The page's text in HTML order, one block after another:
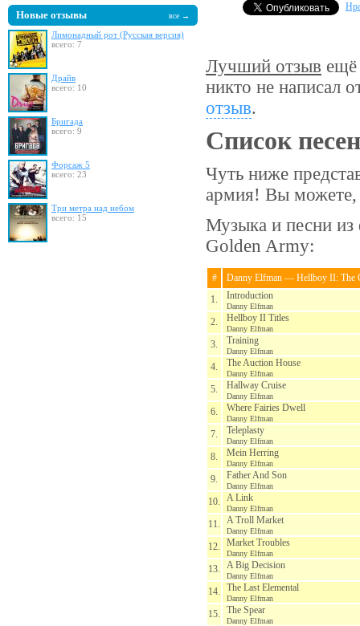
Новые отзывы все →
Лимонадный рот (Русская версия)
всего: 7
Драйв
всего: 10
Бригада
всего: 9
Форсаж 5
всего: 23
Три метра над небом
всего: 15
Лучший отзыв ещё
никто не написал
отзыв.
Список песен
Чуть ниже
армия! Вы можете,
Музыка и песни
Golden Army:
#
Danny Elfman — Hellboy II: The
1.
Introduction
Danny Elfman
2. Hellboy II Titles
Danny Elfman
3. Training
Danny Elfman
4. The Auction House
Danny Elfman
5. Hallway Cruise
Danny Elfman
6. Where Fairies Dwell
Danny Elfman
7. Teleplasty
Danny Elfman
8. Mein Herring
Danny Elfman
9. Father And Son
Danny Elfman
10. A Link
Danny Elfman
11. A Troll Market
Danny Elfman
12. Market Troubles
Danny Elfman
13. A Big Decision
Danny Elfman
14. The Last Elemental
Danny Elfman
15. The Spear
Danny Elfman